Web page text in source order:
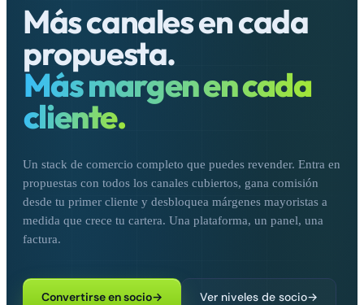
Más canales en cada
propuesta.
Más margen en cada
cliente.
Un stack de comercio completo que puedes revender. Entra en
propuestas con todos los canales cubiertos, gana comisión
desde tu primer cliente y desbloquea márgenes mayoristas a
medida que crece tu cartera. Una plataforma, un panel, una
factura.
Convertirse en socio→ Ver niveles de socio→